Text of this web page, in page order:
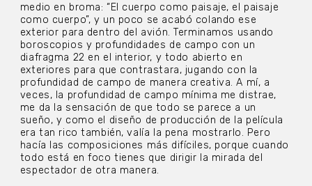
medio en broma: “El cuerpo como paisaje, el paisaje
como cuerpo”, y un poco se acabó colando ese
exterior para dentro del avión. Terminamos usando
boroscopios y profundidades de campo con un
diafragma 22 en el interior, y todo abierto en
exteriores para que contrastara, jugando con la
profundidad de campo de manera creativa. A mí, a
veces, la profundidad de campo mínima me distrae,
me da la sensación de que todo se parece a un
sueño, y como el diseño de producción de la película
era tan rico también, valía la pena mostrarlo. Pero
hacía las composiciones más difíciles, porque cuando
todo está en foco tienes que dirigir la mirada del
espectador de otra manera.